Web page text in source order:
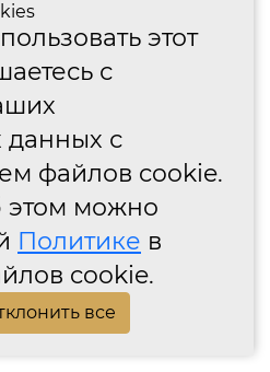
этот
с
данных с
файлов cookie.
этом можно
Политике в
cookie.
все